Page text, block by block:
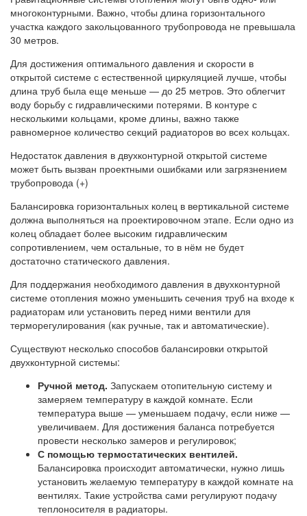
многоконтурными. Важно, чтобы длина горизонтального
участка каждого закольцованного трубопровода не превышала
30 метров.
Для достижения оптимального давления и скорости в
открытой системе с естественной циркуляцией лучше, чтобы
длина труб была еще меньше — до 25 метров. Это облегчит
воду борьбу с гидравлическими потерями. В контуре с
несколькими кольцами, кроме длины, важно также
равномерное количество секций радиаторов во всех кольцах.
Недостаток давления в двухконтурной открытой системе
может быть вызван проектными ошибками или загрязнением
трубопровода (+)
Балансировка горизонтальных колец в вертикальной системе
должна выполняться на проектировочном этапе. Если одно из
колец обладает более высоким гидравлическим
сопротивлением, чем остальные, то в нём не будет
достаточно статического давления.
Для поддержания необходимого давления в двухконтурной
системе отопления можно уменьшить сечения труб на входе к
радиаторам или установить перед ними вентили для
терморегулирования (как ручные, так и автоматические).
Существуют несколько способов балансировки открытой
двухконтурной системы:
Ручной метод. Запускаем отопительную систему и
замеряем температуру в каждой комнате. Если
температура выше — уменьшаем подачу, если ниже —
увеличиваем. Для достижения баланса потребуется
провести несколько замеров и регулировок;
С помощью термостатических вентилей.
Балансировка происходит автоматически, нужно лишь
установить желаемую температуру в каждой комнате на
вентилях. Такие устройства сами регулируют подачу
теплоносителя в радиаторы.